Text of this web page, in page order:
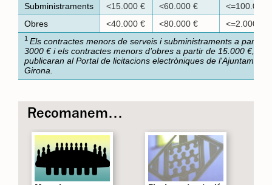
Subministraments
<15.000 € <60.000 €
<=100.000
Obres
<40.000 € <80.000 €
1 Els contractes menors de serveis i subministraments a partir
3000 € i els contractes menors d’obres a partir de 15.000 €, es
publicaran al Portal de licitacions electròniques de l'Ajuntament
Girona.
Recomanem…